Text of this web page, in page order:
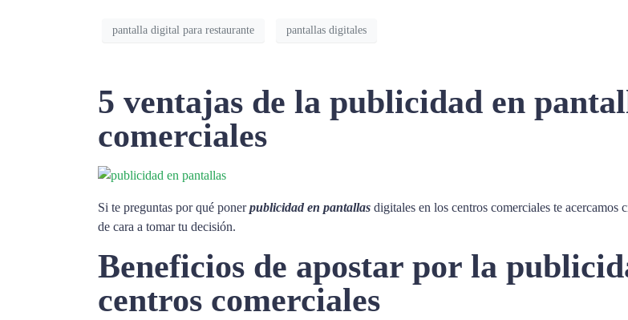
pantalla digital para restaurante pantallas digitales
5 ventajas de la publicidad en
comerciales
Si te preguntas por qué ponerpublicidad en pantallas digitales en los centros comerciales te acercamos
de cara a tomar tu decisión.
Beneficios de apostar por la
centros comerciales